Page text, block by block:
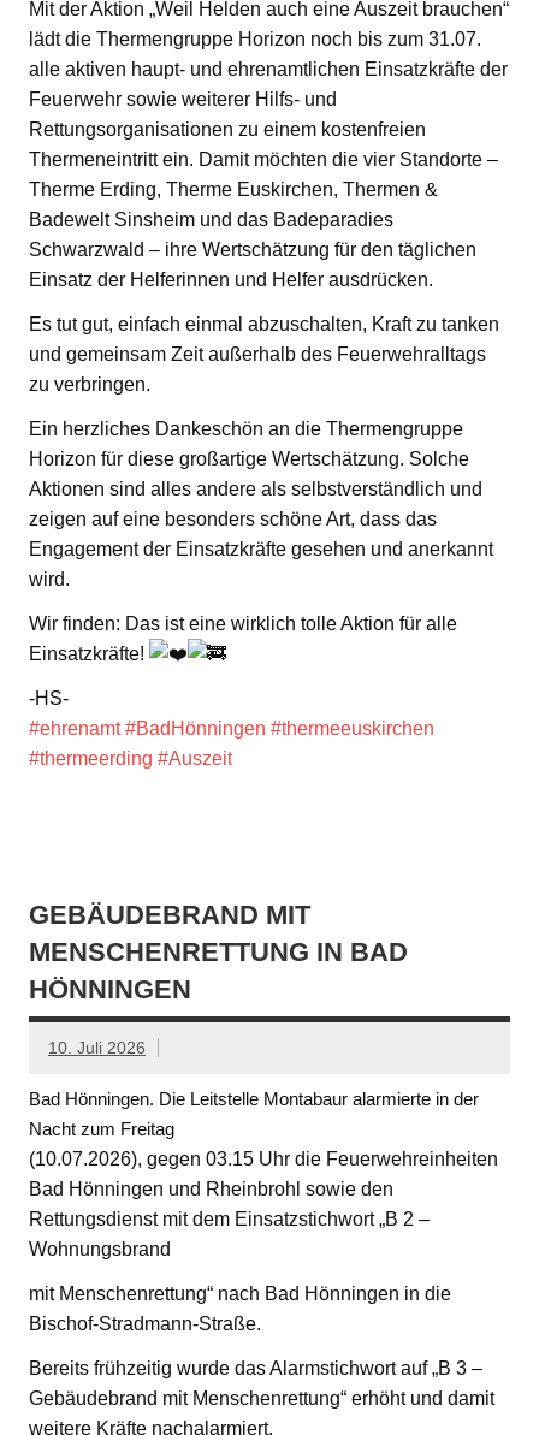
Mit der Aktion „Weil Helden auch eine Auszeit brauchen“
lädt die Thermengruppe Horizon noch bis zum 31.07.
alle aktiven haupt- und ehrenamtlichen Einsatzkräfte der
Feuerwehr sowie weiterer Hilfs- und
Rettungsorganisationen zu einem kostenfreien
Thermeneintritt ein. Damit möchten die vier Standorte –
Therme Erding, Therme Euskirchen, Thermen &
Badewelt Sinsheim und das Badeparadies
Schwarzwald – ihre Wertschätzung für den täglichen
Einsatz der Helferinnen und Helfer ausdrücken.
Es tut gut, einfach einmal abzuschalten, Kraft zu tanken
und gemeinsam Zeit außerhalb des Feuerwehralltags
zu verbringen.
Ein herzliches Dankeschön an die Thermengruppe
Horizon für diese großartige Wertschätzung. Solche
Aktionen sind alles andere als selbstverständlich und
zeigen auf eine besonders schöne Art, dass das
Engagement der Einsatzkräfte gesehen und anerkannt
wird.
Wir finden: Das ist eine wirklich tolle Aktion für alle
Einsatzkräfte!
-HS-
#ehrenamt #BadHönningen #thermeeuskirchen
#thermeerding #Auszeit
GEBÄUDEBRAND MIT
MENSCHENRETTUNG IN BAD
HÖNNINGEN
10. Juli 2026
Bad Hönningen. Die Leitstelle Montabaur alarmierte in der
Nacht zum Freitag
(10.07.2026), gegen 03.15 Uhr die Feuerwehreinheiten
Bad Hönningen und Rheinbrohl sowie den
Rettungsdienst mit dem Einsatzstichwort „B 2 –
Wohnungsbrand
mit Menschenrettung“ nach Bad Hönningen in die
Bischof-Stradmann-Straße.
Bereits frühzeitig wurde das Alarmstichwort auf „B 3 –
Gebäudebrand mit Menschenrettung“ erhöht und damit
weitere Kräfte nachalarmiert.